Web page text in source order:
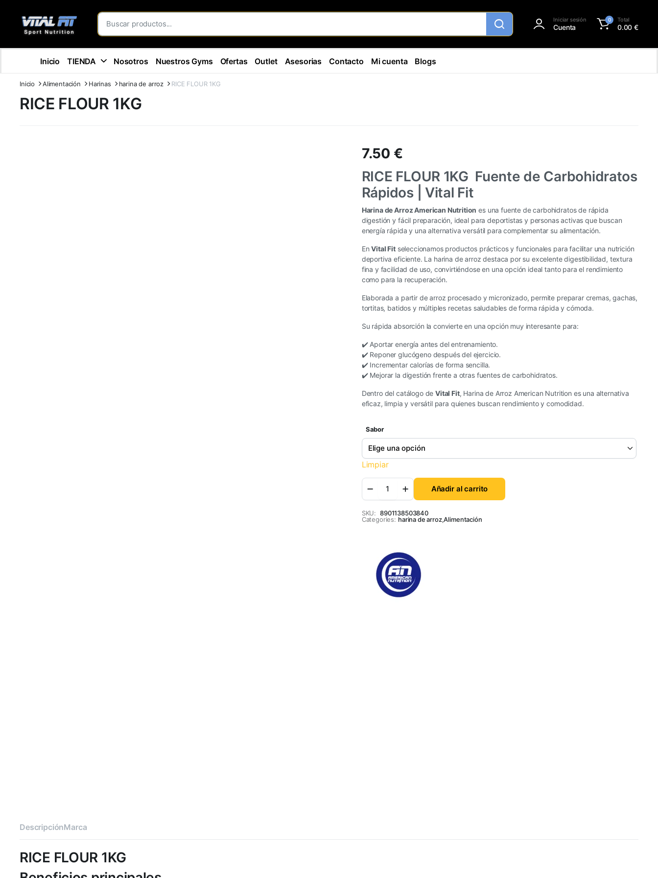
Iniciar sesión
Cuenta
0 Total
0.00€
Inicio TIENDA Nosotros Nuestros Gyms Ofertas Outlet Asesorias Contacto Mi cuenta Blogs
Inicio Alimentación Harinas harina de arroz RICE FLOUR 1KG
RICE FLOUR 1KG
7.50 €
RICE FLOUR 1KG Fuente de Carbohidratos
Rápidos | Vital Fit
Harina de Arroz American Nutrition es una fuente de carbohidratos de rápida
digestión y fácil preparación, ideal para deportistas y personas activas que buscan
energía rápida y una alternativa versátil para complementar su alimentación.
EnVital Fitseleccionamos productos prácticos y funcionales para facilitar una nutrición
deportiva eficiente. La harina de arroz destaca por su excelente digestibilidad, textura
fina y facilidad de uso, convirtiéndose en una opción ideal tanto para el rendimiento
como para la recuperación.
Elaborada a partir de arroz procesado y micronizado, permite preparar cremas, gachas,
tortitas, batidos y múltiples recetas saludables de forma rápida y cómoda.
Su rápida absorción la convierte en una opción muy interesante para:
✔️ Aportar energía antes del entrenamiento.
✔️ Reponer glucógeno después del ejercicio.
✔️ Incrementar calorías de forma sencilla.
✔️ Mejorar la digestión frente a otras fuentes de carbohidratos.
Dentro del catálogo deVital Fit, Harina de Arroz American Nutrition es una alternativa
eficaz, limpia y versátil para quienes buscan rendimiento y comodidad.
Sabor
Limpiar
Añadir al carrito
SKU: 8901138503840
Categories: harina de arroz,Alimentación
DescripciónMarca
RICE FLOUR 1KG